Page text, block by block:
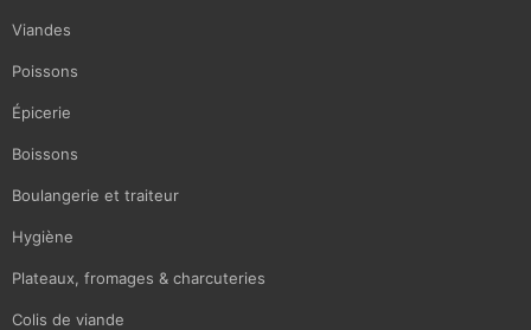
Viandes
Poissons
Épicerie
Boissons
Boulangerie et traiteur
Hygiène
Plateaux, fromages & charcuteries
Colis de viande